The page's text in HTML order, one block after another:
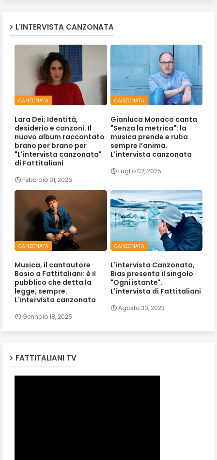
L'INTERVISTA CANZONATA
CANZONATA
Lara Dei: Identità,
desiderio e canzoni. Il
nuovo album raccontato
brano per brano per
"L'intervista canzonata"
di Fattitaliani
Febbraio 01, 2026
CANZONATA
Gianluca Monaco canta
"Senza la metrica": la
musica prende e ruba
sempre l’anima.
L'intervista canzonata
Luglio 02, 2025
CANZONATA
Musica, il cantautore
Bosio a Fattitaliani: è il
pubblico che detta la
legge, sempre.
L'intervista canzonata
Gennaio 18, 2025
CANZONATA
L'intervista Canzonata,
Bias presenta il singolo
"Ogni istante".
L'intervista di Fattitaliani
Agosto 30, 2023
FATTITALIANI TV